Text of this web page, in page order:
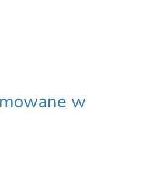
w